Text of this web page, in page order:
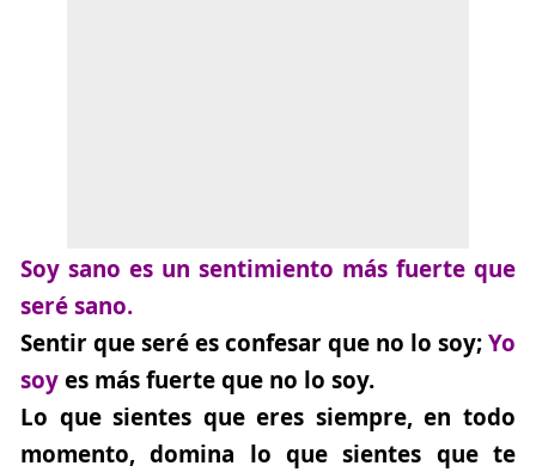
Soy sano es un sentimiento más fuerte que
seré sano.
Sentir que seré es confesar que no lo soy;Yo
soyes más fuerte que no lo soy.
Lo que sientes que eres siempre, en todo
momento, domina lo que sientes que te